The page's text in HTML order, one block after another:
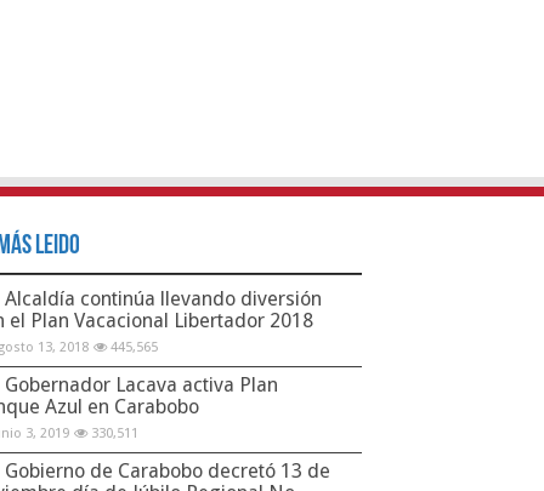
Leido
Alcaldía continúa llevando diversión
el Plan Vacacional Libertador 2018
13, 2018 445,565
Gobernador Lacava activa Plan
Azul en Carabobo
3, 2019 330,511
Gobierno de Carabobo decretó 13 de